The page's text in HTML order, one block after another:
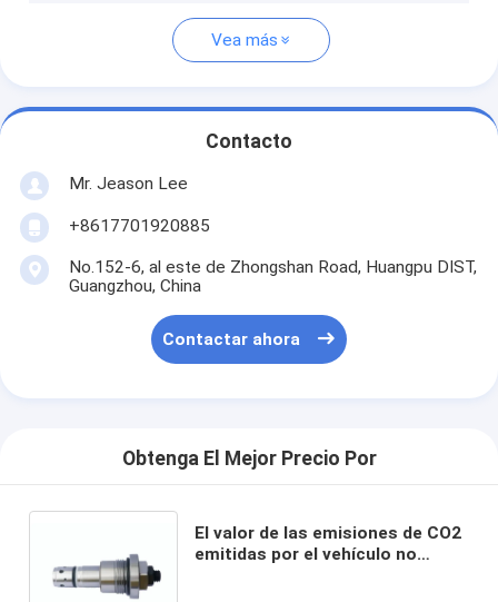
Vea más
Contacto
Mr. Jeason Lee
+8617701920885
No.152-6, al este de Zhongshan Road, Huangpu DIST,
Guangzhou, China
Contactar ahora
Obtenga El Mejor Precio Por
El valor de las emisiones de CO2
emitidas por el vehículo no